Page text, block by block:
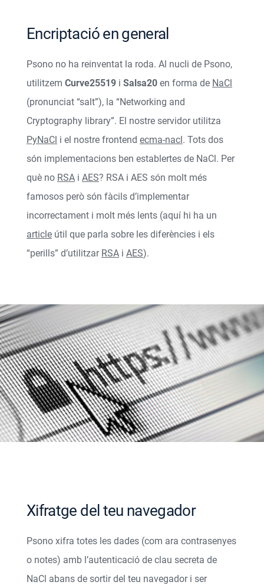
Encriptació en general
Psono no ha reinventat la roda. Al nucli de Psono,
utilitzem Curve25519 i Salsa20 en forma de NaCl
(pronunciat “salt”), la “Networking and
Cryptography library”. El nostre servidor utilitza
PyNaCl i el nostre frontend ecma-nacl. Tots dos
són implementacions ben establertes de NaCl. Per
què no RSA i AES? RSA i AES són molt més
famosos però són fàcils d’implementar
incorrectament i molt més lents (aquí hi ha un
article útil que parla sobre les diferències i els
“perills” d’utilitzar RSA i AES).
Xifratge del teu navegador
Psono xifra totes les dades (com ara contrasenyes
o notes) amb l’autenticació de clau secreta de
NaCl abans de sortir del teu navegador i ser